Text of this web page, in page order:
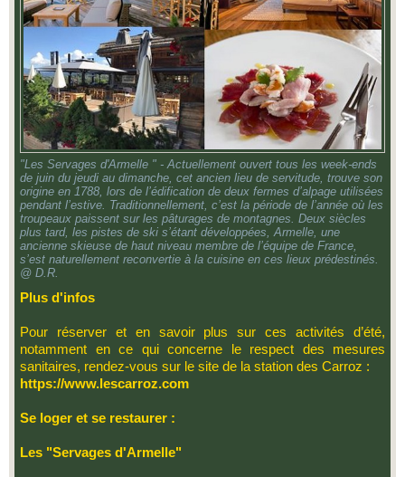
"Les Servages d'Armelle " - Actuellement ouvert tous les week-ends
de juin du jeudi au dimanche, cet ancien lieu de servitude, trouve son
origine en 1788, lors de l’édification de deux fermes d’alpage utilisées
pendant l’estive. Traditionnellement, c’est la période de l’année où les
troupeaux paissent sur les pâturages de montagnes. Deux siècles
plus tard, les pistes de ski s’étant développées, Armelle, une
ancienne skieuse de haut niveau membre de l’équipe de France,
s’est naturellement reconvertie à la cuisine en ces lieux prédestinés.
@ D.R.
Plus d'infos
Pour réserver et en savoir plus sur ces activités d’été,
notamment en ce qui concerne le respect des mesures
sanitaires, rendez-vous sur le site de la station des Carroz :
https://www.lescarroz.com
Se loger et se restaurer :
Les "Servages d'Armelle"